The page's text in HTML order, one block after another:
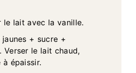
le lait avec la vanille.
jaunes + sucre +
Verser le lait chaud,
épaissir.